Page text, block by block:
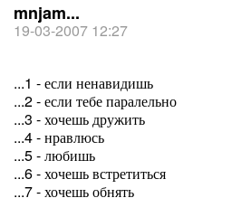
mnjam...
19-03-2007 12:27
...1 - если ненавидишь
...2 - если тебе паралельно
...3 - хочешь дружить
...4 - нравлюсь
...5 - любишь
...6 - хочешь встретиться
...7 - хочешь обнять